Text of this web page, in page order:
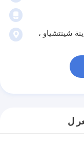
، مدينة شينتشياو ،
ل